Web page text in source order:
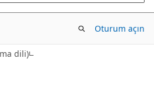
Oturum açın
dili)